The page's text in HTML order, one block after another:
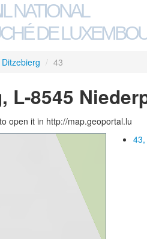
NATIONAL
DE
Ditzebierg / 43
L-8545
open it in http://map.geoportal.lu